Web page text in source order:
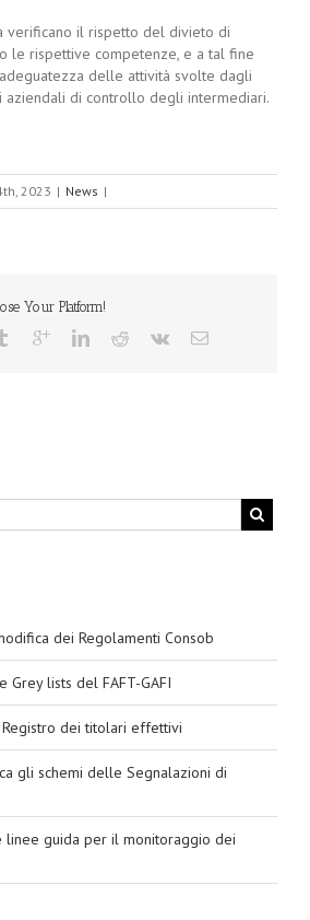
verificano il rispetto del divieto di
le rispettive competenze, e a tal fine
delle attività svolte dagli
aziendali di controllo degli intermediari.
2023 | News |
Your Platform!
dei Regolamenti Consob
Grey lists del FAFT-GAFI
dei titolari effettivi
gli schemi delle Segnalazioni di
linee guida per il monitoraggio dei